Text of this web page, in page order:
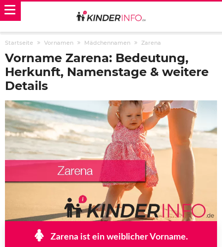
Startseite Vornamen Mädchennamen Zarena
Vorname Zarena: Bedeutung,
Herkunft, Namenstage & weitere
Details
Zarena ist ein weiblicher Vorname.